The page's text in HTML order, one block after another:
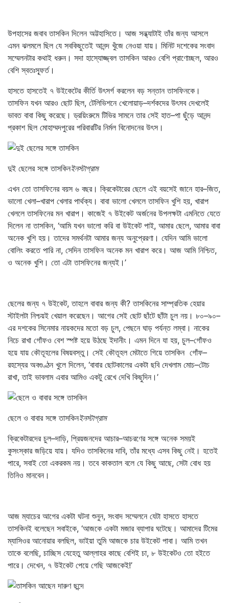
উপহাসের জবাব তাসকিন দিলেন অট্টহাসিতে। আজ সন্ধ্যাটাই তাঁর জন্য আসলে
এমন ঝলমলে ছিল যে সবকিছুতেই আনন্দ খুঁজে নেওয়া যায়। মিনিট দশেকের সংবাদ
সম্মেলনটার কথাই ধরুন। সদা হাস্যোজ্জ্বল তাসকিন আরও বেশি প্রাণোচ্ছল, আরও
বেশি স্বতঃস্ফূর্ত।
হাসতে হাসতেই ৭ উইকেটের কীর্তি উৎসর্গ করলেন বড় সন্তান তাসফিনকে।
তাসফিন যখন আরও ছোট ছিল, টেলিভিশনে খেলোয়াড়–দর্শকদের উৎসব দেখলেই
ভাবত বাবা কিছু করেছে। ড্রয়িংরুমে টিভির সামনে তার সেই হাত–পা ছুঁড়ে আনন্দ
প্রকাশ ছিল মোহাম্মদপুরের পরিবারটির নির্মল বিনোদনের উৎস।
দুই ছেলের সঙ্গে তাসকিনইনস্টাগ্রাম
এখন তো তাসফিনের বয়স ৬ বছর। ক্রিকেটারের ছেলে এই বয়সেই জানে হার–জিত,
ভালো খেলা–খারাপ খেলার পার্থক্য। বাবা ভালো খেললে তাসফিন খুশি হয়, খারাপ
খেললে তাসফিনের মন খারাপ। কাজেই ৭ উইকেট অর্জনের উপলক্ষটা এমনিতে যেতে
দিলেন না তাসকিন, ‘আমি যখন ভালো করি বা উইকেট পাই, আমার ছেলে, আমার বাবা
অনেক খুশি হয়। তাদের সমর্থনটা আমার জন্য অনুপ্রেরণা। যেদিন আমি ভালো
বোলিং করতে পারি না, সেদিন তাসফিন অনেক মন খারাপ করে। আজ আমি নিশ্চিত,
ও অনেক খুশি। তো এটা তাসফিনের জন্যই।’
ছেলের জন্য ৭ উইকেট, তাহলে বাবার জন্য কী? তাসকিনের সাম্প্রতিক হেয়ার
স্টাইলটা নিশ্চয়ই খেয়াল করেছেন। আগের সেই ছোট ছাঁটে ছাঁটা চুল নয়। ৮০–৯০–
এর দশকের সিনেমার নায়কদের মতো বড় চুল, পেছনে ঘাড় পর্যন্ত লম্বা। নাকের
নিচে রাখা গোঁফও বেশ স্পষ্ট হয়ে উঠছে ইদানীং। এমন দিনে যা হয়, চুল–গোঁফও
হয়ে যায় কৌতূহলের বিষয়বস্তু। সেই কৌতূহল মেটাতে গিয়ে তাসকিন গোঁফ–
রহস্যের অবগুণ্ঠন খুলে দিলেন, ‘বাবার ছোটকালের একটা ছবি দেখলাম মোচ–টোচ
রাখা, তাই ভাবলাম এবার আমিও একটু রেখে দেখি কিছুদিন।’
ছেলে ও বাবার সঙ্গে তাসকিনইনস্টাগ্রাম
ক্রিকেটারদের চুল–দাড়ি, প্রিয়জনদের আচার–আচরণের সঙ্গে অনেক সময়ই
কুসংস্কার জড়িয়ে যায়। যদিও তাসকিনের দাবি, তাঁর মধ্যে এসব কিছু নেই। হতেই
পারে, সবাই তো একরকম নয়। তবে কাকতাল বলে যে কিছু আছে, সেটা বোধ হয়
তিনিও মানবেন।
আজ ম্যাচের আগের একটা ঘটনা শুনুন, সংবাদ সম্মেলনে যেটা হাসতে হাসতে
তাসকিনই বলেছেন সবাইকে, ‘আজকে একটা মজার ব্যাপার ঘটেছে। আমাদের টিমের
ম্যাসিওর আনোয়ার বলছিল, ভাইয়া তুমি আজকে চার উইকেট পাবা। আমি তখন
তাকে বলেছি, চাচ্ছিস যেহেতু আল্লাহর কাছে বেশিই চা, ৮ উইকেটও তো হইতে
পারে। দেখেন, ৭ উইকেট পেয়ে গেছি আজকেই!’